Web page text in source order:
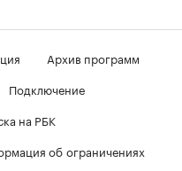
Архив программ
Подключение
на РБК
об ограничениях